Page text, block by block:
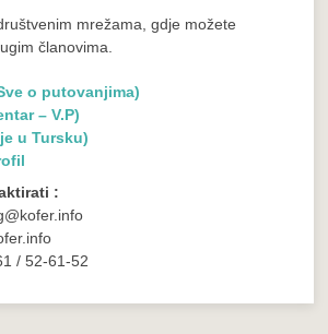
mrežama, gdje možete
članovima.
o putovanjima)
– V.P)
u Tursku)
:
/ 52-61-52